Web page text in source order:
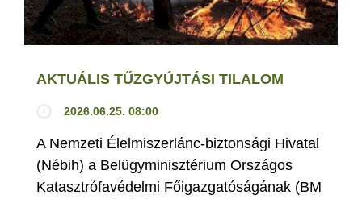
AKTUÁLIS TŰZGYÚJTÁSI TILALOM
2026.06.25. 08:00
A Nemzeti Élelmiszerlánc-biztonsági Hivatal
(Nébih) a Belügyminisztérium Országos
Katasztrófavédelmi Főigazgatóságának (BM